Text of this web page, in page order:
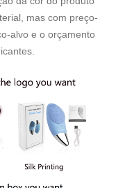
mas com preço-
alvo e o orçamento